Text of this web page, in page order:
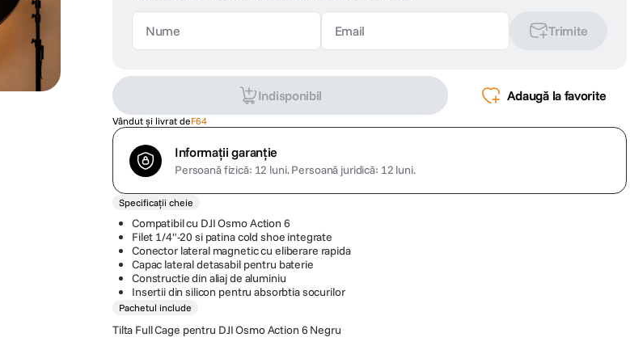
Trimite
Indisponibil Adaugă la favorite
Vândut și livrat deF64
Informații garanție
Persoană fizică: 12 luni.Persoană juridică: 12 luni.
Specificații cheie
Compatibil cu DJI Osmo Action 6
Filet 1/4"-20 si patina cold shoe integrate
Conector lateral magnetic cu eliberare rapida
Capac lateral detasabil pentru baterie
Constructie din aliaj de aluminiu
Insertii din silicon pentru absorbtia socurilor
Pachetul include
Tilta Full Cage pentru DJI Osmo Action 6 Negru